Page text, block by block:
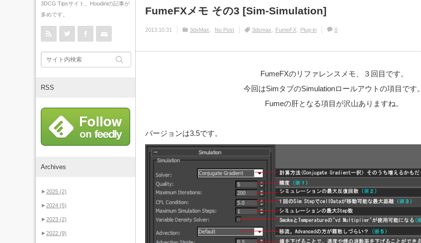
FumeFXメモ その3 [Sim-Simulation]
2013.10.31 3dsMax No Post 3dsmax FumeFX Plug-in 0
FumeFXのリファレンスメモ、３回目です。
今回はSimタブのSimulationロールアウトの項目です。
Fumeの肝となる項目が沢山ありますね。
バージョンは3.5です。
3DCG Tipsサイト。Houdiniの記事が
多めです。
rss Twitter Facebook
RSS
Archives
►2025 (2)
►2024 (5)
►2023 (2)
►2022 (9)